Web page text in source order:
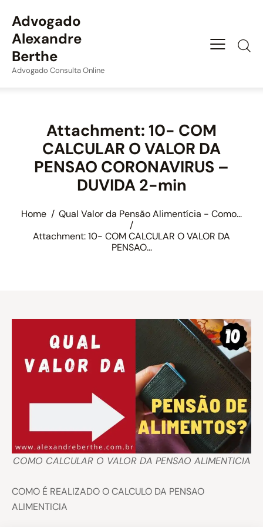
Advogado
Alexandre
Berthe
Advogado Consulta Online
Attachment: 10- COM
CALCULAR O VALOR DA
PENSAO CORONAVIRUS –
DUVIDA 2-min
Home
Qual Valor da Pensão Alimentícia - Como...
Attachment: 10- COM CALCULAR O VALOR DA
PENSAO...
COMO CALCULAR O VALOR DA PENSAO ALIMENTICIA
COMO É REALIZADO O CALCULO DA PENSAO
ALIMENTICIA